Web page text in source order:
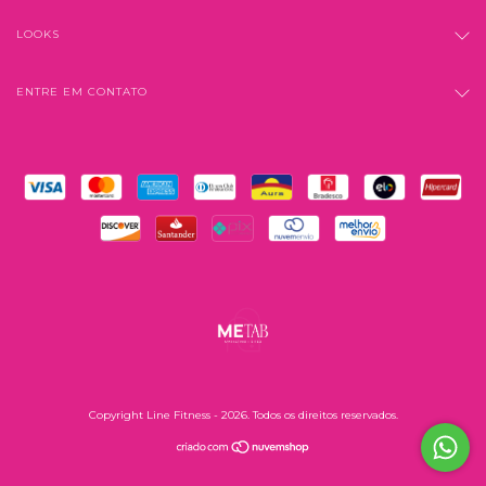
LOOKS
ENTRE EM CONTATO
Copyright Line Fitness - 2026. Todos os direitos reservados.